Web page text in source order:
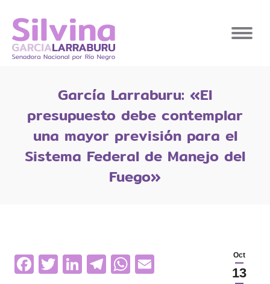
García Larraburu: «El
presupuesto debe contemplar
una mayor previsión para el
Sistema Federal de Manejo del
Fuego»
Oct
13
Facebook
Twitter
LinkedIn
Telegram
WhatsApp